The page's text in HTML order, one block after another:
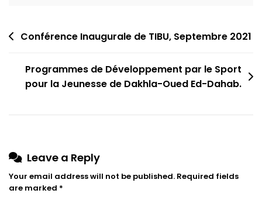
Post
Conférence Inaugurale de TIBU, Septembre 2021
Programmes de Développement par le Sport
pour la Jeunesse de Dakhla-Oued Ed-Dahab.
Leave a Reply
Your email address will not be published. Required fields
are marked *